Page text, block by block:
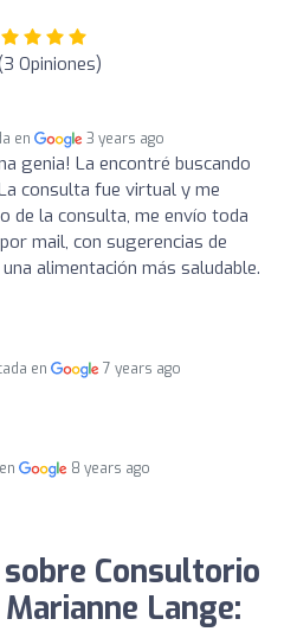
Opiniones)
en 3 years ago
genia! La encontré buscando
consulta fue virtual y me
de la consulta, me envío toda
mail, con sugerencias de
alimentación más saludable.
en 7 years ago
8 years ago
Consultorio
Lange: